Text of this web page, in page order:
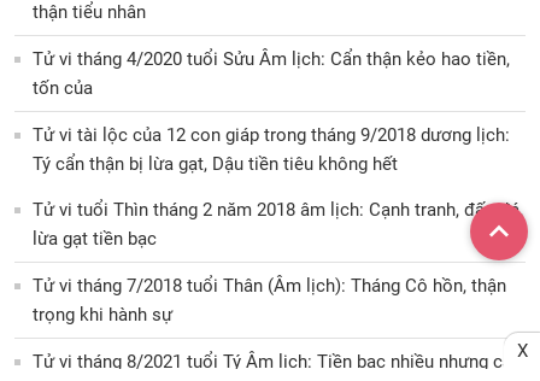
thận tiểu nhân
Tử vi tháng 4/2020 tuổi Sửu Âm lịch: Cẩn thận kẻo hao tiền,
tốn của
Tử vi tài lộc của 12 con giáp trong tháng 9/2018 dương lịch:
Tý cẩn thận bị lừa gạt, Dậu tiền tiêu không hết
Tử vi tuổi Thìn tháng 2 năm 2018 âm lịch: Cạnh tranh, đấu đá,
lừa gạt tiền bạc
Tử vi tháng 7/2018 tuổi Thân (Âm lịch): Tháng Cô hồn, thận
trọng khi hành sự
Tử vi tháng 8/2021 tuổi Tý Âm lịch: Tiền bạc nhiều nhưng cẩn
X